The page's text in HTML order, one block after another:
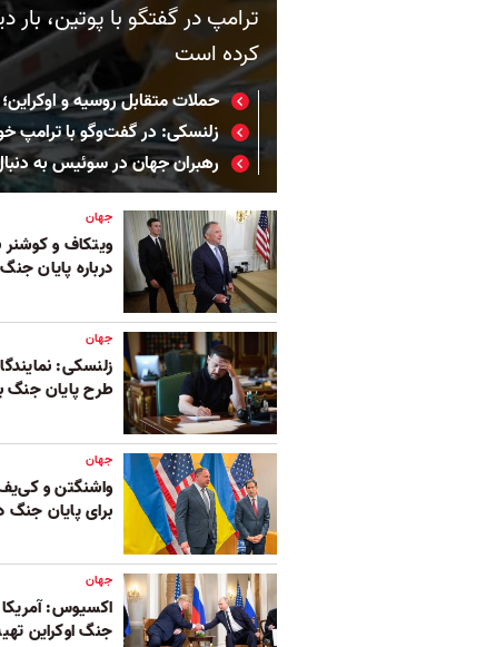
ترامپ در گفتگو با پوتین،
کرده است
حملات متقابل روسیه و
زلنسکی: در گفت‌وگو با
رهبران جهان در سوئیس به
جهان
ویتکاف و کوشنر
درباره پایان
جهان
زلنسکی:
طرح پایان جنگ
جهان
واشنگتن و
برای پایان جنگ
جهان
اکسیوس: آمریکا
جنگ اوکراین